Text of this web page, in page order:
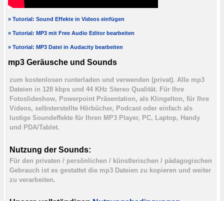
» Tutorial: Sound Effekte in Videos einfügen
» Tutorial: MP3 mit Free Audio Editor bearbeiten
» Tutorial: MP3 Datei in Audacity bearbeiten
mp3 Geräusche und Sounds
zum kostenlosen runterladen und verwenden (privat). Alle mp3
Dateien in 128 kbps und 44 KHz Stereo Qualität. Für Ihre
Fotoslideshow, Powerpoint Präsentation, als Klingelton, für Ihre
Videos, selbsterstellte Hörbücher, Podcast oder einfach als
lustige Soundeffekte für Ihren MP3 Player, PC, Laptop, Handy
und PDA/Tablet.
Nutzung der Sounds:
Für den privaten / persönlichen / künstlerischen / pädagogischen
Gebrauch ist es gestattet die mp3 Dateien zu kopieren und weiter
zu verarbeiten.